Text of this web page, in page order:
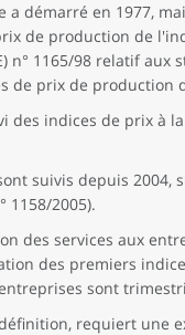
a démarré en 1977,
de production de
n° 1165/98 relatif aux
de prix de production
des indices de prix à
suivis depuis 2004,
1158/2005).
des services aux
des premiers
sont
requiert une